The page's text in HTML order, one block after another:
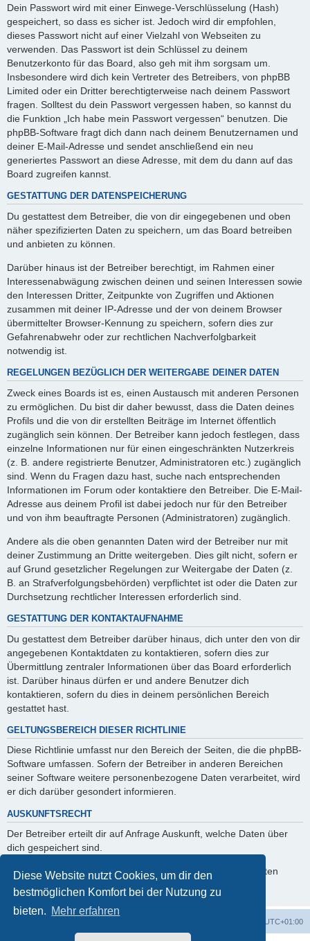
Diese Website nutzt Cookies, um dir den
bestmöglichen Komfort bei der Nutzung zu
bieten. Mehr erfahren
Dein Passwort wird mit einer Einwege-Verschlüsselung (Hash)
gespeichert, so dass es sicher ist. Jedoch wird dir empfohlen,
dieses Passwort nicht auf einer Vielzahl von Webseiten zu
verwenden. Das Passwort ist dein Schlüssel zu deinem
Benutzerkonto für das Board, also geh mit ihm sorgsam um.
Insbesondere wird dich kein Vertreter des Betreibers, von phpBB
Limited oder ein Dritter berechtigterweise nach deinem Passwort
fragen. Solltest du dein Passwort vergessen haben, so kannst du
die Funktion „Ich habe mein Passwort vergessen“ benutzen. Die
phpBB-Software fragt dich dann nach deinem Benutzernamen und
deiner E-Mail-Adresse und sendet anschließend ein neu
generiertes Passwort an diese Adresse, mit dem du dann auf das
Board zugreifen kannst.
GESTATTUNG DER DATENSPEICHERUNG
Du gestattest dem Betreiber, die von dir eingegebenen und oben
näher spezifizierten Daten zu speichern, um das Board betreiben
und anbieten zu können.
Darüber hinaus ist der Betreiber berechtigt, im Rahmen einer
Interessenabwägung zwischen deinen und seinen Interessen sowie
den Interessen Dritter, Zeitpunkte von Zugriffen und Aktionen
zusammen mit deiner IP-Adresse und der von deinem Browser
übermittelter Browser-Kennung zu speichern, sofern dies zur
Gefahrenabwehr oder zur rechtlichen Nachverfolgbarkeit
notwendig ist.
REGELUNGEN BEZÜGLICH DER WEITERGABE DEINER DATEN
Zweck eines Boards ist es, einen Austausch mit anderen Personen
zu ermöglichen. Du bist dir daher bewusst, dass die Daten deines
Profils und die von dir erstellten Beiträge im Internet öffentlich
zugänglich sein können. Der Betreiber kann jedoch festlegen, dass
einzelne Informationen nur für einen eingeschränkten Nutzerkreis
(z. B. andere registrierte Benutzer, Administratoren etc.) zugänglich
sind. Wenn du Fragen dazu hast, suche nach entsprechenden
Informationen im Forum oder kontaktiere den Betreiber. Die E-Mail-
Adresse aus deinem Profil ist dabei jedoch nur für den Betreiber
und von ihm beauftragte Personen (Administratoren) zugänglich.
Andere als die oben genannten Daten wird der Betreiber nur mit
deiner Zustimmung an Dritte weitergeben. Dies gilt nicht, sofern er
auf Grund gesetzlicher Regelungen zur Weitergabe der Daten (z.
B. an Strafverfolgungsbehörden) verpflichtet ist oder die Daten zur
Durchsetzung rechtlicher Interessen erforderlich sind.
GESTATTUNG DER KONTAKTAUFNAHME
Du gestattest dem Betreiber darüber hinaus, dich unter den von dir
angegebenen Kontaktdaten zu kontaktieren, sofern dies zur
Übermittlung zentraler Informationen über das Board erforderlich
ist. Darüber hinaus dürfen er und andere Benutzer dich
kontaktieren, sofern du dies in deinem persönlichen Bereich
gestattet hast.
GELTUNGSBEREICH DIESER RICHTLINIE
Diese Richtlinie umfasst nur den Bereich der Seiten, die die phpBB-
Software umfassen. Sofern der Betreiber in anderen Bereichen
seiner Software weitere personenbezogene Daten verarbeitet, wird
er dich darüber gesondert informieren.
AUSKUNFTSRECHT
Der Betreiber erteilt dir auf Anfrage Auskunft, welche Daten über
dich gespeichert sind.
Du kannst jederzeit die Löschung bzw. Sperrung deiner Daten
verlangen. Kontaktiere hierzu bitte den Betreiber.
UTC+01:00